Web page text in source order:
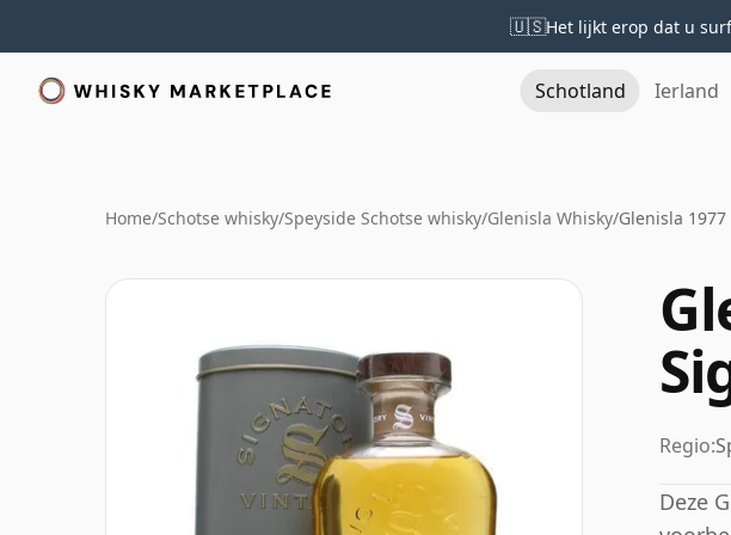
🇺🇸Het lijkt erop dat u
Schotland Ierland
Home/Schotse whisky/Speyside Schotse whisky/Glenisla Whisky/Glenisla
Regio:
Deze